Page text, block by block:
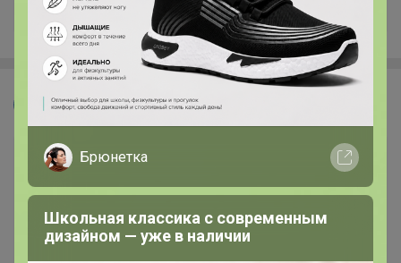
Velvet
Брюнетка
Школьная классика с современным
дизайном — уже в наличии